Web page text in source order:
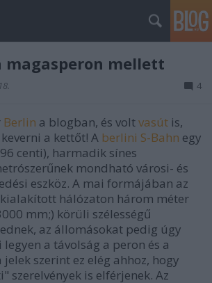
magasperon mellett
4
Berlin a blogban, és voltvasút is,
a kettőt! A berlini S-Bahn egy
centi), harmadik sínes
mondható városi- és
eszköz. A mai formájában az
hálózaton három méter
mm;) körüli szélességű
az állomásokat pedig úgy
a távolság a peron és a
jelek szerint ez elég ahhoz, hogy
szerelvények is elférjenek. Az